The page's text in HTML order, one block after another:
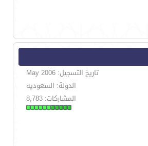
تاريخ التسجيل: May 2006
الدولة: السعوديه
المشاركات: 8,783